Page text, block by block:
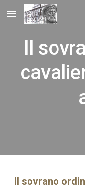
Skip to main content
Il
Il sovrano